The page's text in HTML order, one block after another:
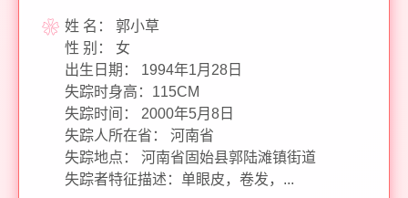
姓 名： 郭小草
性 别： 女
出生日期： 1994年1月28日
失踪时身高：115CM
失踪时间： 2000年5月8日
失踪人所在省： 河南省
失踪地点： 河南省固始县郭陆滩镇街道
失踪者特征描述：单眼皮，卷发，...